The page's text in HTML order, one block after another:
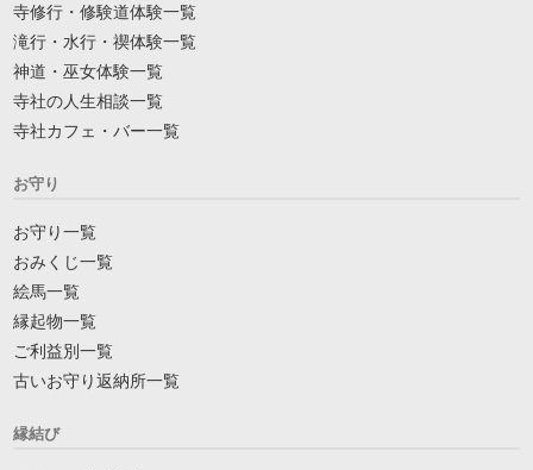
寺修行・修験道体験一覧
滝行・水行・禊体験一覧
神道・巫女体験一覧
寺社の人生相談一覧
寺社カフェ・バー一覧
お守り
お守り一覧
おみくじ一覧
絵馬一覧
縁起物一覧
ご利益別一覧
古いお守り返納所一覧
縁結び